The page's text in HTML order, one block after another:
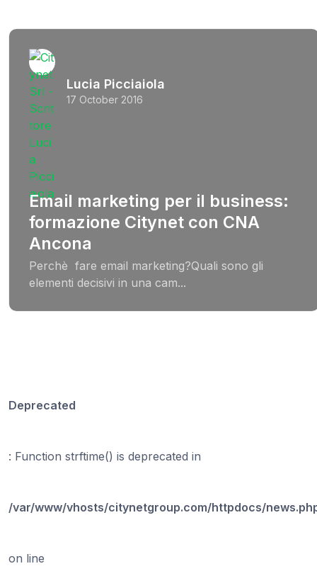
Lucia Picciaiola
17 October 2016
Email marketing per il business:
formazione Citynet con CNA
Ancona
Perchè fare email marketing?Quali sono gli
elementi decisivi in una cam...
Deprecated
: Function strftime() is deprecated in
/var/www/vhosts/citynetgroup.com/httpdocs/
on line